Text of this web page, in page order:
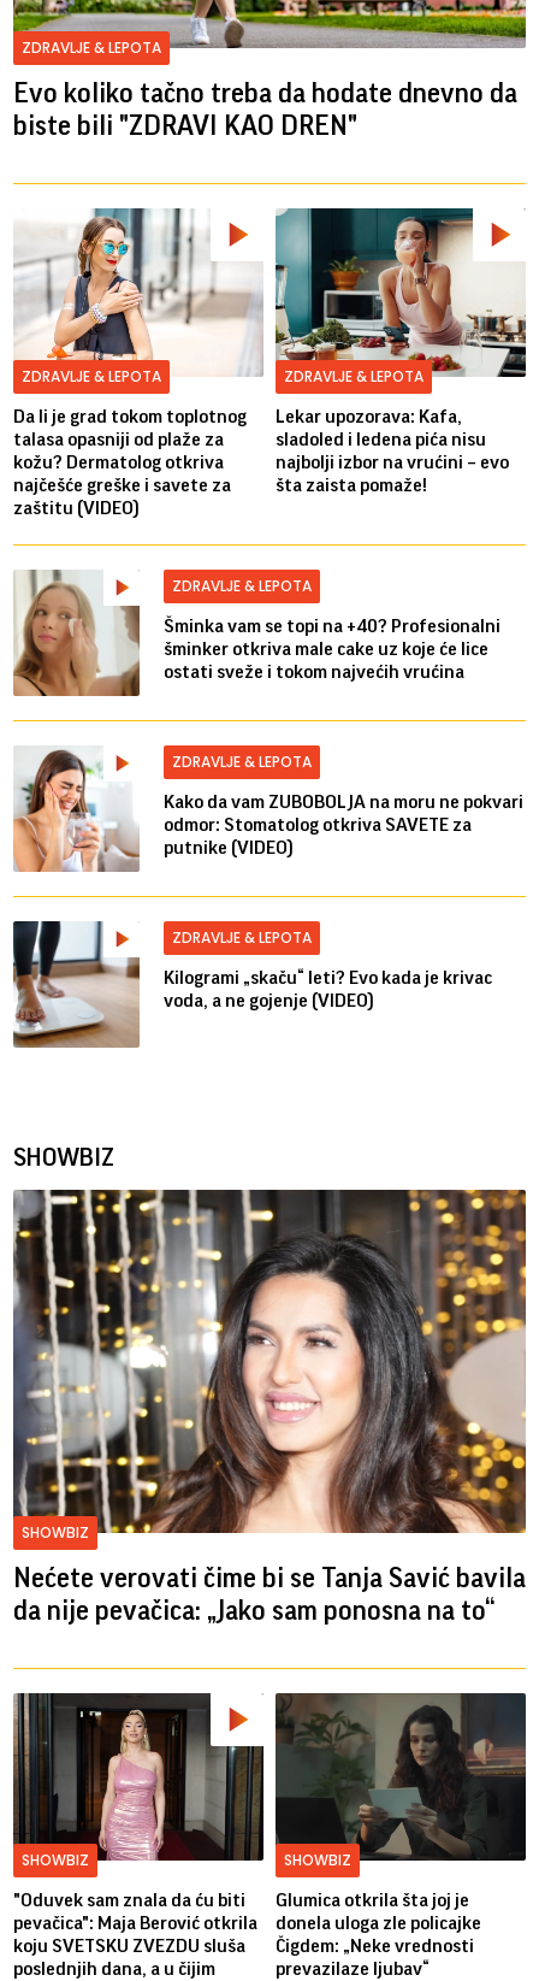
ZDRAVLJE & LEPOTA
Evo koliko tačno treba da hodate dnevno da
biste bili "ZDRAVI KAO DREN"
ZDRAVLJE & LEPOTA
Da li je grad tokom toplotnog
talasa opasniji od plaže za
kožu? Dermatolog otkriva
najčešće greške i savete za
zaštitu (VIDEO)
ZDRAVLJE & LEPOTA
Lekar upozorava: Kafa,
sladoled i ledena pića nisu
najbolji izbor na vrućini – evo
šta zaista pomaže!
ZDRAVLJE & LEPOTA
Šminka vam se topi na +40? Profesionalni
šminker otkriva male cake uz koje će lice
ostati sveže i tokom najvećih vrućina
ZDRAVLJE & LEPOTA
Kako da vam ZUBOBOLJA na moru ne pokvari
odmor: Stomatolog otkriva SAVETE za
putnike (VIDEO)
ZDRAVLJE & LEPOTA
Kilogrami „skaču“ leti? Evo kada je krivac
voda, a ne gojenje (VIDEO)
SHOWBIZ
SHOWBIZ
Nećete verovati čime bi se Tanja Savić bavila
da nije pevačica: „Jako sam ponosna na to“
SHOWBIZ
"Oduvek sam znala da ću biti
pevačica": Maja Berović otkrila
koju SVETSKU ZVEZDU sluša
poslednjih dana, a u čijim
SHOWBIZ
Glumica otkrila šta joj je
donela uloga zle policajke
Čigdem: „Neke vrednosti
prevazilaze ljubav“